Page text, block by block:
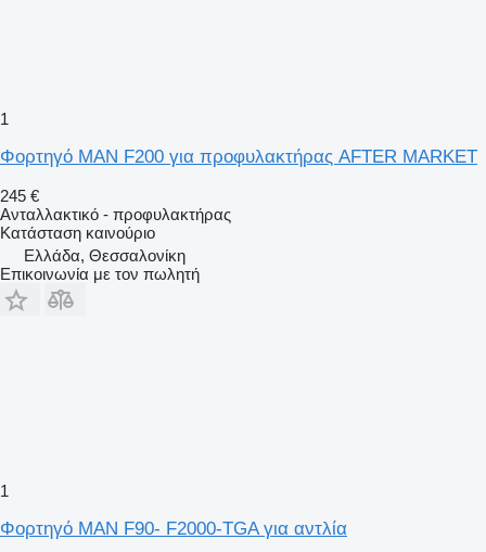
1
Φορτηγό MAN F200 για προφυλακτήρας AFTER MARKET
245 €
Ανταλλακτικό - προφυλακτήρας
Κατάσταση καινούριο
Ελλάδα, Θεσσαλονίκη
Επικοινωνία με τον πωλητή
1
Φορτηγό MAN F90- F2000-TGA για αντλία